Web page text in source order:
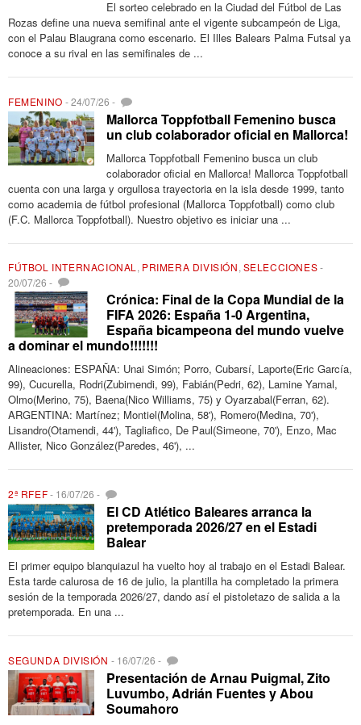
El sorteo celebrado en la Ciudad del Fútbol de Las
Rozas define una nueva semifinal ante el vigente subcampeón de Liga,
con el Palau Blaugrana como escenario. El Illes Balears Palma Futsal ya
conoce a su rival en las semifinales de ...
FEMENINO -24/07/26 -
Mallorca Toppfotball Femenino busca
un club colaborador oficial en Mallorca!
Mallorca Toppfotball Femenino busca un club
colaborador oficial en Mallorca! Mallorca Toppfotball
cuenta con una larga y orgullosa trayectoria en la isla desde 1999, tanto
como academia de fútbol profesional (Mallorca Toppfotball) como club
(F.C. Mallorca Toppfotball). Nuestro objetivo es iniciar una ...
FÚTBOL INTERNACIONAL , PRIMERA DIVISIÓN, SELECCIONES-
20/07/26 -
Crónica: Final de la Copa Mundial de la
FIFA 2026: España 1-0 Argentina,
España bicampeona del mundo vuelve
a dominar el mundo!!!!!!!
Alineaciones: ESPAÑA: Unai Simón; Porro, Cubarsí, Laporte(Eric García,
99), Cucurella, Rodri(Zubimendi, 99), Fabián(Pedri, 62), Lamine Yamal,
Olmo(Merino, 75), Baena(Nico Williams, 75) y Oyarzabal(Ferran, 62).
ARGENTINA: Martínez; Montiel(Molina, 58'), Romero(Medina, 70'),
Lisandro(Otamendi, 44'), Tagliafico, De Paul(Simeone, 70'), Enzo, Mac
Allister, Nico González(Paredes, 46'), ...
2ª RFEF- 16/07/26 -
El CD Atlético Baleares arranca la
pretemporada 2026/27 en el Estadi
Balear
El primer equipo blanquiazul ha vuelto hoy al trabajo en el Estadi Balear.
Esta tarde calurosa de 16 de julio, la plantilla ha completado la primera
sesión de la temporada 2026/27, dando así el pistoletazo de salida a la
pretemporada. En una ...
SEGUNDA DIVISIÓN - 16/07/26 -
Presentación de Arnau Puigmal, Zito
Luvumbo, Adrián Fuentes y Abou
Soumahoro